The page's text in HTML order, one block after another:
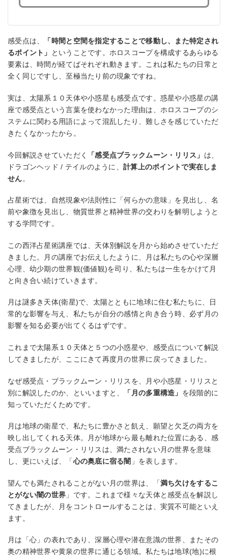
感受点は、
「時間と空間を指定することで移動し、また特定され
るポイント」
ということです。ホロスコープを構成するあらゆる
要素は、時間が経てばそれぞれ動きます。これは私たちの日常と
全く同じですし、至極当たり前の現象ですね。
実は、太陽系１０天体や小惑星も感受点です。惑星や小惑星の講
座で感受点という言葉を使わなかった理由は、ホロスコープのシ
ステムに関わる用語によって混乱したり、難しさを感じていただ
きたくなかったから。
今回解説させていただく 「感受点ブラックムーン・リリス」 は、
ドラゴンヘッド / テイルのように、計算上のポイントで実在しま
せん。
占星術では、自然現象や法則性に「何らかの意味」を見出し、名
前や象徴を見出し、物質世界と精神世界の交わりを解明しようと
する学問です。
この西洋占星術講座では、天体別解説を月から始めさせていただ
きました。月の講座でお伝えしたように、月は私たちの心や深層
心理、幼少期の世界観(価値観)を司り、私たちは一生をかけて月
と向き合い続けていきます。
月は謎多き天体(衛星)で、太陽とともに地球に住む私たちに、日
常的な影響を与え、私たちが自分の感情と向き合う時、必ず月の
影響を知る必要が出てくるはずです。
これまで太陽系１０天体と５つの小惑星や、感受点について解説
してきましたが、ここにきて再度月の世界に戻ってきました。
なぜ感受点・ブラックムーン・リリスを、月や小惑星・リリスと
別に解説したのか、といいますと、
「月の多重構造」 を段階的に
知っていただくためです。
月は地球の衛星で、私たちに豊かさと飢え、願望と欠乏の両方を
映し出してくれる天体。月が地球から最も離れた位置にある、感
受点ブラックムーン・リリスは、満たされない月の世界を意味
し、更にいえば、「心の奥底に宿る闇 」を表します。
望んでも満たされることがない月の世界は、「満ち欠けをするこ
とがない闇の世界 」です。これまで様々な天体と感受点を解説し
てきましたが、月をコントロールすることは、実質不可能といえ
ます。
月は「心」の表れであり、深層心理や潜在意識の世界、またその
奥の精神世界や黄泉の世界に通じる領域。私たちは地球(地)に根